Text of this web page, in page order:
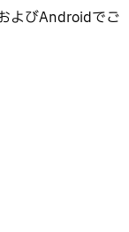
よびAndroidでご